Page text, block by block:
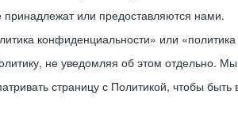
принадлежат или предоставляются нами.
конфиденциальности» или
не уведомляя об этом отдельно. Мы
страницу с Политикой, чтобы